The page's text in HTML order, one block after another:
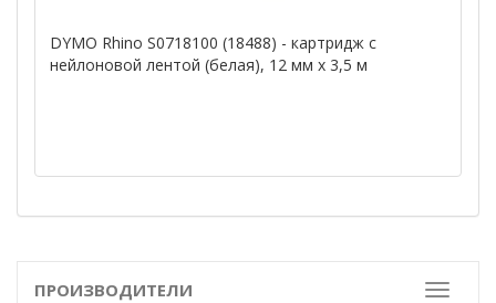
DYMO Rhino S0718100 (18488) - картридж с
нейлоновой лентой (белая), 12 мм x 3,5 м
Toggle
ПРОИЗВОДИТЕЛИ